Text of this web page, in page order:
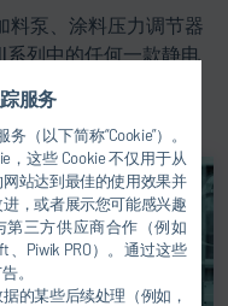
服务
（以下简称“Cookie”）。
，这些 Cookie 不仅用于从
站达到最佳的使用效果并
，或者展示您可能感兴趣
三方供应商合作（例如
、Piwik PRO）。通过这些
。
的某些后续处理（例如，
料泵、涂料压力调节器
系列中的任何一款静电